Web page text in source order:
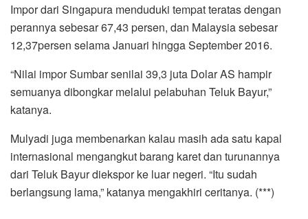
Impor dari Singapura men­du­duki tempat teratas dengan
perannya sebesar 67,43 persen, dan Malaysia sebesar
12,37persen selama Januari hingga September 2016.
“Nilai impor Sumbar senilai 39,3 juta Do­lar AS hampir
semuanya dibongkar melalui pela­bu­han Teluk Bayur,”
katanya.
Mulyadi juga membenarkan kalau masih ada satu kapal
internasional mengangkut barang karet dan turunannya
dari Teluk Bayur diekspor ke luar negeri. “Itu sudah
berlangsung lama,” katanya mengakhiri ceritanya. (***)